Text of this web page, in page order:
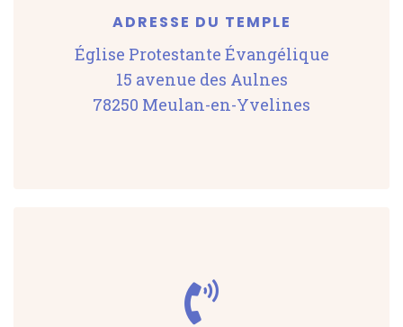
ADRESSE DU TEMPLE
Église Protestante Évangélique
15 avenue des Aulnes
78250 Meulan-en-Yvelines